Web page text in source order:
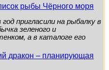
рыбы Чёрного моря
пригласили на рыбалку в
зеленого и
а в каталоге его
дракон – планирующая